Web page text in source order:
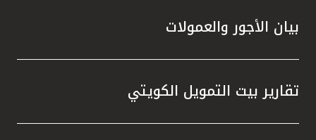
بيان الأجور والعمولات
تقارير بيت التمويل الكويتي